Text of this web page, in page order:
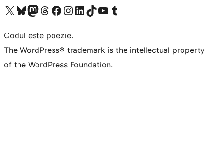
Mergi la contul nostru X (fost Twitter)
Vizitează contul nostru Bluesky
Vizitează contul nostru Mastodon
Vizitează contul nostru Threads
Vizitează pagina noastră Facebook
Vizitează-ne pe Instagram
Vizitează-ne pe LinkedIn
Vizitează contul nostru TikTok
Vizitează canalul nostru YouTube
Vizitează contul nostru Tumblr
Codul este poezie.
The WordPress® trademark is the intellectual property
of the WordPress Foundation.